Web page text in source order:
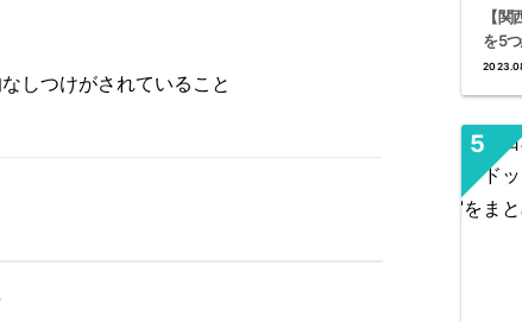
しつけがされていること
ツ
【
を5